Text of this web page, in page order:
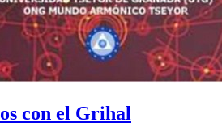
con el Grihal